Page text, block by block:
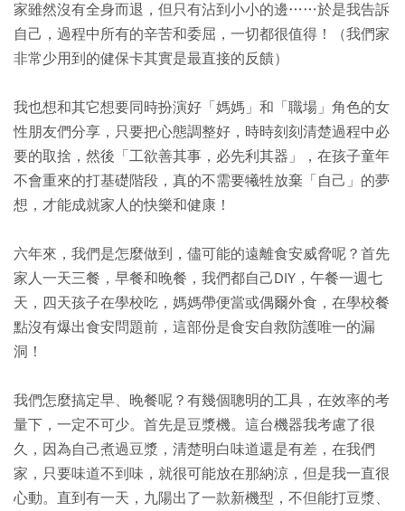
家雖然沒有全身而退，但只有沾到小小的邊……於是我告訴
自己，過程中所有的辛苦和委屈，一切都很值得！（我們家
非常少用到的健保卡其實是最直接的反饋）
我也想和其它想要同時扮演好「媽媽」和「職場」角色的女
性朋友們分享，只要把心態調整好，時時刻刻清楚過程中必
要的取捨，然後「工欲善其事，必先利其器」，在孩子童年
不會重來的打基礎階段，真的不需要犧牲放棄「自己」的夢
想，才能成就家人的快樂和健康！
六年來，我們是怎麼做到，儘可能的遠離食安威脅呢？首先
家人一天三餐，早餐和晚餐，我們都自己DIY，午餐一週七
天，四天孩子在學校吃，媽媽帶便當或偶爾外食，在學校餐
點沒有爆出食安問題前，這部份是食安自救防護唯一的漏
洞！
我們怎麼搞定早、晚餐呢？有幾個聰明的工具，在效率的考
量下，一定不可少。首先是豆漿機。這台機器我考慮了很
久，因為自己煮過豆漿，清楚明白味道還是有差，在我們
家，只要味道不到味，就很可能放在那納涼，但是我一直很
心動。直到有一天，九陽出了一款新機型，不但能打豆漿、